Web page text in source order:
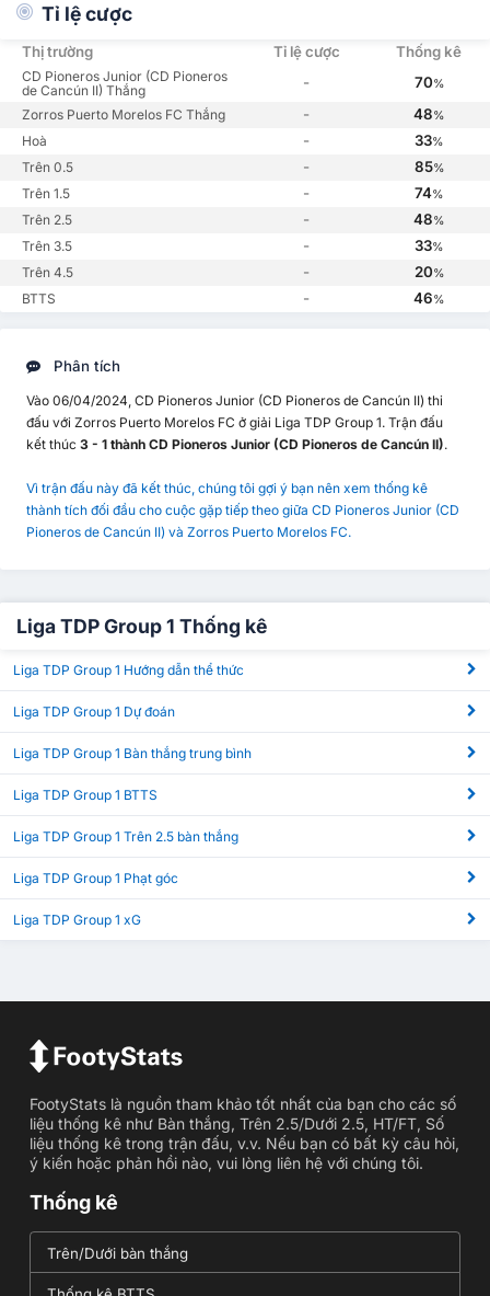
Tỉ lệ cược
Thị trường Tỉ lệ cược Thống kê
CD Pioneros Junior (CD Pioneros
de Cancún II) Thắng
- 70%
Zorros Puerto Morelos FC Thắng - 48%
Hoà - 33%
Trên 0.5 - 85%
Trên 1.5 - 74%
Trên 2.5 - 48%
Trên 3.5 - 33%
Trên 4.5 - 20%
BTTS - 46%
Phân tích
Vào 06/04/2024, CD Pioneros Junior (CD Pioneros de Cancún II) thi
đấu với Zorros Puerto Morelos FC ở giải Liga TDP Group 1. Trận đấu
kết thúc 3 - 1 thành CD Pioneros Junior (CD Pioneros de Cancún II).
Vì trận đấu này đã kết thúc, chúng tôi gợi ý bạn nên xem thống kê
thành tích đối đầu cho cuộc gặp tiếp theo giữa CD Pioneros Junior (CD
Pioneros de Cancún II) và Zorros Puerto Morelos FC.
Liga TDP Group 1 Thống kê
Liga TDP Group 1 Hướng dẫn thể thức
Liga TDP Group 1 Dự đoán
Liga TDP Group 1 Bàn thắng trung bình
Liga TDP Group 1 BTTS
Liga TDP Group 1 Trên 2.5 bàn thắng
Liga TDP Group 1 Phạt góc
Liga TDP Group 1 xG
FootyStats là nguồn tham khảo tốt nhất của bạn cho các số
liệu thống kê như Bàn thắng, Trên 2.5/Dưới 2.5, HT/FT, Số
liệu thống kê trong trận đấu, v.v. Nếu bạn có bất kỳ câu hỏi,
ý kiến hoặc phản hồi nào, vui lòng liên hệ với chúng tôi.
Thống kê
Trên/Dưới bàn thắng